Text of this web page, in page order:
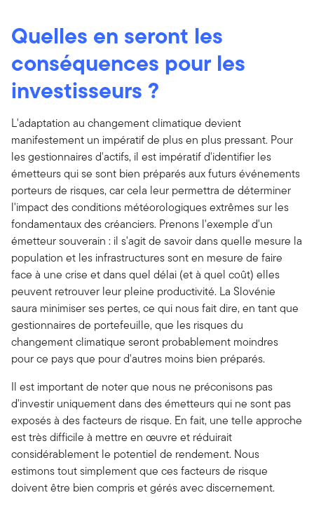
Quelles en seront les
conséquences pour les
investisseurs ?
L'adaptation au changement climatique devient
manifestement un impératif de plus en plus pressant. Pour
les gestionnaires d'actifs, il est impératif d'identifier les
émetteurs qui se sont bien préparés aux futurs événements
porteurs de risques, car cela leur permettra de déterminer
l'impact des conditions météorologiques extrêmes sur les
fondamentaux des créanciers. Prenons l'exemple d'un
émetteur souverain : il s'agit de savoir dans quelle mesure la
population et les infrastructures sont en mesure de faire
face à une crise et dans quel délai (et à quel coût) elles
peuvent retrouver leur pleine productivité. La Slovénie
saura minimiser ses pertes, ce qui nous fait dire, en tant que
gestionnaires de portefeuille, que les risques du
changement climatique seront probablement moindres
pour ce pays que pour d'autres moins bien préparés.
Il est important de noter que nous ne préconisons pas
d'investir uniquement dans des émetteurs qui ne sont pas
exposés à des facteurs de risque. En fait, une telle approche
est très difficile à mettre en œuvre et réduirait
considérablement le potentiel de rendement. Nous
estimons tout simplement que ces facteurs de risque
doivent être bien compris et gérés avec discernement.